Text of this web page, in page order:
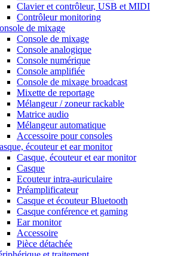
Clavier et contrôleur, USB et MIDI
Contrôleur monitoring
de mixage
Console de mixage
Console analogique
Console numérique
Console amplifiée
Console de mixage broadcast
Mixette de reportage
Mélangeur / zoneur rackable
Matrice audio
Mélangeur automatique
Accessoire pour consoles
écouteur et ear monitor
Casque, écouteur et ear monitor
Casque
Ecouteur intra-auriculaire
Préamplificateur
Casque et écouteur Bluetooth
Casque conférence et gaming
Ear monitor
Accessoire
Pièce détachée